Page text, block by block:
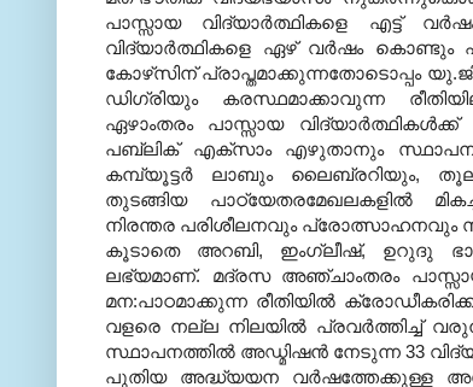
പാസ്സായ വിദ്യാര്‍ത്ഥികളെ എട്ട്‌
വിദ്യാര്‍ത്ഥികളെ ഏഴ്‌ വര്‍ഷം കൊണ്ടും
കോഴ്‌സിന് പ്രാപ്തമാക്കുന്നതോടൊപ്പം
ഡിഗ്രിയും കരസ്ഥമാക്കാവുന്ന
ഏഴാംതരം പാസ്സായ
പബ്ലിക് എക്‌സാം എഴുതാനും
കമ്പ്യൂട്ടര്‍ ലാബും ലൈബ്രറിയും,
തുടങ്ങിയ പാഠ്യേതരമേഖലകളില്‍
നിരന്തര പരിശീലനവും
കൂടാതെ അറബി, ഇംഗ്ലീഷ്, ഉറുദു
ലഭ്യമാണ്. മദ്രസ അഞ്ചാംതരം
മന:പാഠമാക്കുന്ന രീതിയില്‍
വളരെ നല്ല നിലയില്‍ പ്രവര്‍ത്തിച്ച്‌
സ്ഥാപനത്തില്‍ അഡ്മിഷന്‍ നേടുന്ന 33
പുതിയ അദ്ധ്യയന വര്‍ഷത്തേക്കുള്ള